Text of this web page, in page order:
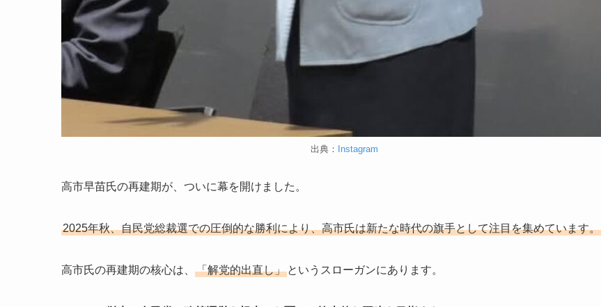
出典： Instagram
高市早苗氏の再建期が、ついに幕を開けました。
2025年秋、自民党総裁選での圧倒的な勝利により、高市氏は新たな時代の旗手として注目を集めています。
高市氏の再建期の核心は、 「解党的出直し」 というスローガンにあります。